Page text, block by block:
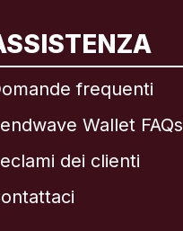
frequenti
Wallet FAQs
dei clienti